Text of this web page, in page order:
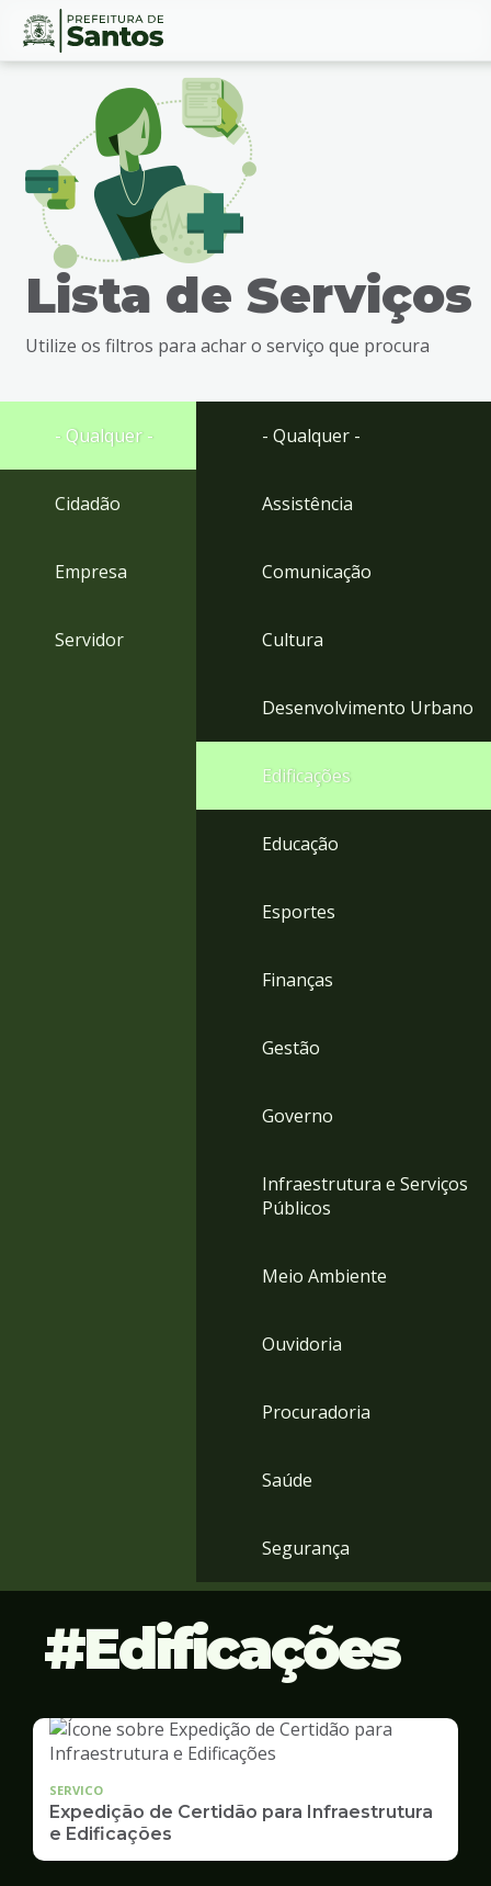
Ir
busca
Ir
rodapé
Conteúdo
Lista de Serviços
Utilize os filtros para achar o serviço que procura
- Qualquer -
Cidadão
Empresa
Servidor
- Qualquer -
Assistência
Comunicação
Cultura
Desenvolvimento Urbano
Edificações
Educação
Esportes
Finanças
Gestão
Governo
Infraestrutura e Serviços
Públicos
Meio Ambiente
Ouvidoria
Procuradoria
Saúde
Segurança
Edificações
SERVICO
Expedição de Certidão para Infraestrutura
e Edificações